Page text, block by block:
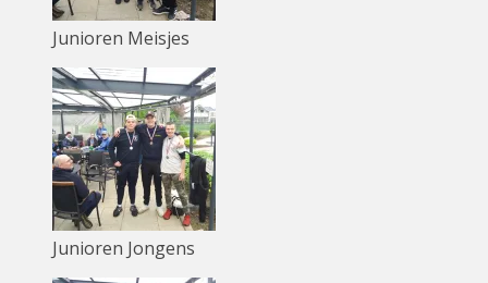
Junioren Meisjes
Junioren Jongens